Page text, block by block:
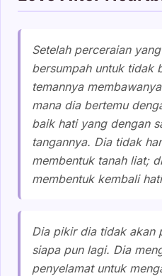
Setelah perceraian
bersumpah untuk tidak
temannya
mana dia bertemu
baik hati yang dengan
tangannya. Dia tidak
membentuk tanah liat;
membentuk kembali
Dia pikir dia tidak akan
siapa pun lagi. Dia
penyelamat untuk